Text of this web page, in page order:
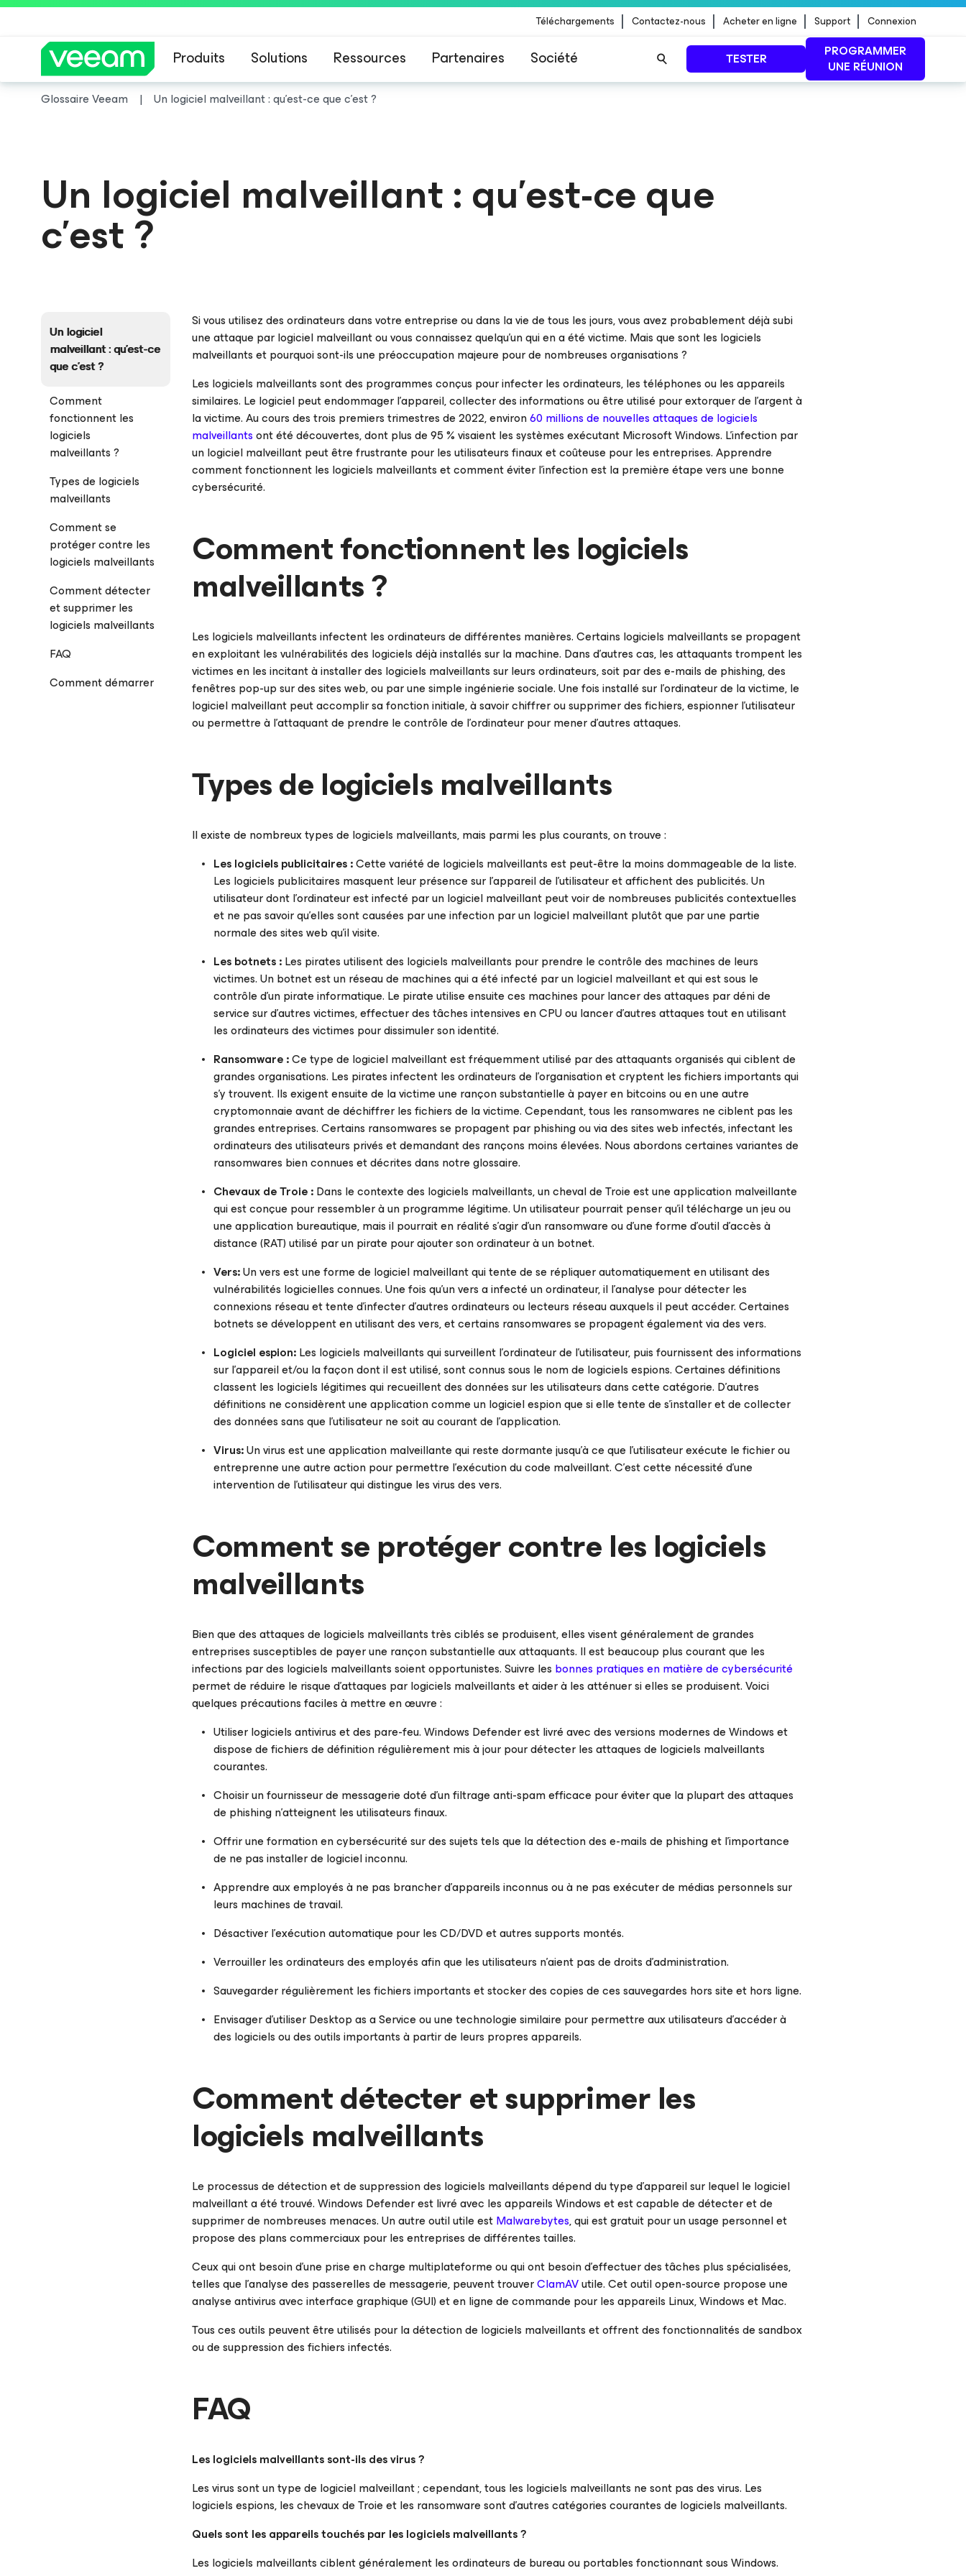
Téléchargements Contactez-nous Acheter en ligne Support Connexion
Produits Solutions Ressources Partenaires Société TESTER
PROGRAMMER
UNE RÉUNION
Glossaire Veeam Un logiciel malveillant : qu'est-ce que c'est ?
Un logiciel malveillant : qu'est-ce que
c'est ?
Un logiciel
malveillant : qu'est-ce
que c'est ?
Comment
fonctionnent les
logiciels
malveillants ?
Types de logiciels
malveillants
Comment se
protéger contre les
logiciels malveillants
Comment détecter
et supprimer les
logiciels malveillants
FAQ
Comment démarrer
Si vous utilisez des ordinateurs dans votre entreprise ou dans la vie de tous les jours, vous avez probablement déjà subi
une attaque par logiciel malveillant ou vous connaissez quelqu'un qui en a été victime. Mais que sont les logiciels
malveillants et pourquoi sont-ils une préoccupation majeure pour de nombreuses organisations ?
Les logiciels malveillants sont des programmes conçus pour infecter les ordinateurs, les téléphones ou les appareils
similaires. Le logiciel peut endommager l’appareil, collecter des informations ou être utilisé pour extorquer de l’argent à
la victime. Au cours des trois premiers trimestres de 2022, environ60 millions de nouvelles attaques de logiciels
malveillantsont été découvertes, dont plus de 95 % visaient les systèmes exécutant Microsoft Windows. L’infection par
un logiciel malveillant peut être frustrante pour les utilisateurs finaux et coûteuse pour les entreprises. Apprendre
comment fonctionnent les logiciels malveillants et comment éviter l’infection est la première étape vers une bonne
cybersécurité.
Comment fonctionnent les logiciels
malveillants ?
Les logiciels malveillants infectent les ordinateurs de différentes manières. Certains logiciels malveillants se propagent
en exploitant les vulnérabilités des logiciels déjà installés sur la machine. Dans d'autres cas, les attaquants trompent les
victimes en les incitant à installer des logiciels malveillants sur leurs ordinateurs, soit par des e-mails de phishing, des
fenêtres pop-up sur des sites web, ou par une simple ingénierie sociale. Une fois installé sur l’ordinateur de la victime, le
logiciel malveillant peut accomplir sa fonction initiale, à savoir chiffrer ou supprimer des fichiers, espionner l’utilisateur
ou permettre à l’attaquant de prendre le contrôle de l’ordinateur pour mener d’autres attaques.
Types de logiciels malveillants
Il existe de nombreux types de logiciels malveillants, mais parmi les plus courants, on trouve :
Les logiciels publicitaires :Cette variété de logiciels malveillants est peut-être la moins dommageable de la liste.
Les logiciels publicitaires masquent leur présence sur l’appareil de l’utilisateur et affichent des publicités. Un
utilisateur dont l’ordinateur est infecté par un logiciel malveillant peut voir de nombreuses publicités contextuelles
et ne pas savoir qu’elles sont causées par une infection par un logiciel malveillant plutôt que par une partie
normale des sites web qu’il visite.
Les botnets :Les pirates utilisent des logiciels malveillants pour prendre le contrôle des machines de leurs
victimes. Un botnet est un réseau de machines qui a été infecté par un logiciel malveillant et qui est sous le
contrôle d’un pirate informatique. Le pirate utilise ensuite ces machines pour lancer des attaques par déni de
service sur d'autres victimes, effectuer des tâches intensives en CPU ou lancer d'autres attaques tout en utilisant
les ordinateurs des victimes pour dissimuler son identité.
Ransomware :Ce type de logiciel malveillant est fréquemment utilisé par des attaquants organisés qui ciblent de
grandes organisations. Les pirates infectent les ordinateurs de l’organisation et cryptent les fichiers importants qui
s’y trouvent. Ils exigent ensuite de la victime une rançon substantielle à payer en bitcoins ou en une autre
cryptomonnaie avant de déchiffrer les fichiers de la victime. Cependant, tous les ransomwares ne ciblent pas les
grandes entreprises. Certains ransomwares se propagent par phishing ou via des sites web infectés, infectant les
ordinateurs des utilisateurs privés et demandant des rançons moins élevées. Nous abordons certaines variantes de
ransomwares bien connues et décrites dans notre glossaire.
Chevaux de Troie :Dans le contexte des logiciels malveillants, un cheval de Troie est une application malveillante
qui est conçue pour ressembler à un programme légitime. Un utilisateur pourrait penser qu'il télécharge un jeu ou
une application bureautique, mais il pourrait en réalité s'agir d'un ransomware ou d'une forme d'outil d'accès à
distance (RAT) utilisé par un pirate pour ajouter son ordinateur à un botnet.
Vers:Un vers est une forme de logiciel malveillant qui tente de se répliquer automatiquement en utilisant des
vulnérabilités logicielles connues. Une fois qu’un vers a infecté un ordinateur, il l’analyse pour détecter les
connexions réseau et tente d'infecter d'autres ordinateurs ou lecteurs réseau auxquels il peut accéder. Certaines
botnets se développent en utilisant des vers, et certains ransomwares se propagent également via des vers.
Logiciel espion:Les logiciels malveillants qui surveillent l’ordinateur de l’utilisateur, puis fournissent des informations
sur l’appareil et/ou la façon dont il est utilisé, sont connus sous le nom de logiciels espions. Certaines définitions
classent les logiciels légitimes qui recueillent des données sur les utilisateurs dans cette catégorie. D’autres
définitions ne considèrent une application comme un logiciel espion que si elle tente de s’installer et de collecter
des données sans que l’utilisateur ne soit au courant de l’application.
Virus:Un virus est une application malveillante qui reste dormante jusqu’à ce que l’utilisateur exécute le fichier ou
entreprenne une autre action pour permettre l’exécution du code malveillant. C'est cette nécessité d'une
intervention de l'utilisateur qui distingue les virus des vers.
Comment se protéger contre les logiciels
malveillants
Bien que des attaques de logiciels malveillants très ciblés se produisent, elles visent généralement de grandes
entreprises susceptibles de payer une rançon substantielle aux attaquants. Il est beaucoup plus courant que les
infections par des logiciels malveillants soient opportunistes. Suivre les bonnes pratiques en matière de cybersécurité
permet de réduire le risque d'attaques par logiciels malveillants et aider à les atténuer si elles se produisent. Voici
quelques précautions faciles à mettre en œuvre :
Utiliser logiciels antivirus et des pare-feu. Windows Defender est livré avec des versions modernes de Windows et
dispose de fichiers de définition régulièrement mis à jour pour détecter les attaques de logiciels malveillants
courantes.
Choisir un fournisseur de messagerie doté d’un filtrage anti-spam efficace pour éviter que la plupart des attaques
de phishing n’atteignent les utilisateurs finaux.
Offrir une formation en cybersécurité sur des sujets tels que la détection des e-mails de phishing et l’importance
de ne pas installer de logiciel inconnu.
Apprendre aux employés à ne pas brancher d’appareils inconnus ou à ne pas exécuter de médias personnels sur
leurs machines de travail.
Désactiver l’exécution automatique pour les CD/DVD et autres supports montés.
Verrouiller les ordinateurs des employés afin que les utilisateurs n’aient pas de droits d’administration.
Sauvegarder régulièrement les fichiers importants et stocker des copies de ces sauvegardes hors site et hors ligne.
Envisager d’utiliser Desktop as a Service ou une technologie similaire pour permettre aux utilisateurs d’accéder à
des logiciels ou des outils importants à partir de leurs propres appareils.
Comment détecter et supprimer les
logiciels malveillants
Le processus de détection et de suppression des logiciels malveillants dépend du type d’appareil sur lequel le logiciel
malveillant a été trouvé. Windows Defender est livré avec les appareils Windows et est capable de détecter et de
supprimer de nombreuses menaces. Un autre outil utile estMalwarebytes, qui est gratuit pour un usage personnel et
propose des plans commerciaux pour les entreprises de différentes tailles.
Ceux qui ont besoin d’une prise en charge multiplateforme ou qui ont besoin d’effectuer des tâches plus spécialisées,
telles que l’analyse des passerelles de messagerie, peuvent trouverClamAVutile. Cet outil open-source propose une
analyse antivirus avec interface graphique (GUI) et en ligne de commande pour les appareils Linux, Windows et Mac.
Tous ces outils peuvent être utilisés pour la détection de logiciels malveillants et offrent des fonctionnalités de sandbox
ou de suppression des fichiers infectés.
FAQ
Les logiciels malveillants sont-ils des virus ?
Les virus sont un type de logiciel malveillant ; cependant, tous les logiciels malveillants ne sont pas des virus. Les
logiciels espions, les chevaux de Troie et les ransomware sont d’autres catégories courantes de logiciels malveillants.
Quels sont les appareils touchés par les logiciels malveillants ?
Les logiciels malveillants ciblent généralement les ordinateurs de bureau ou portables fonctionnant sous Windows.